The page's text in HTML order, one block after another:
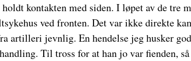
kontakten med siden. I løpet av de tre
ved fronten. Det var ikke direkte
artilleri jevnlig. En hendelse jeg husker
Til tross for at han jo var fienden,